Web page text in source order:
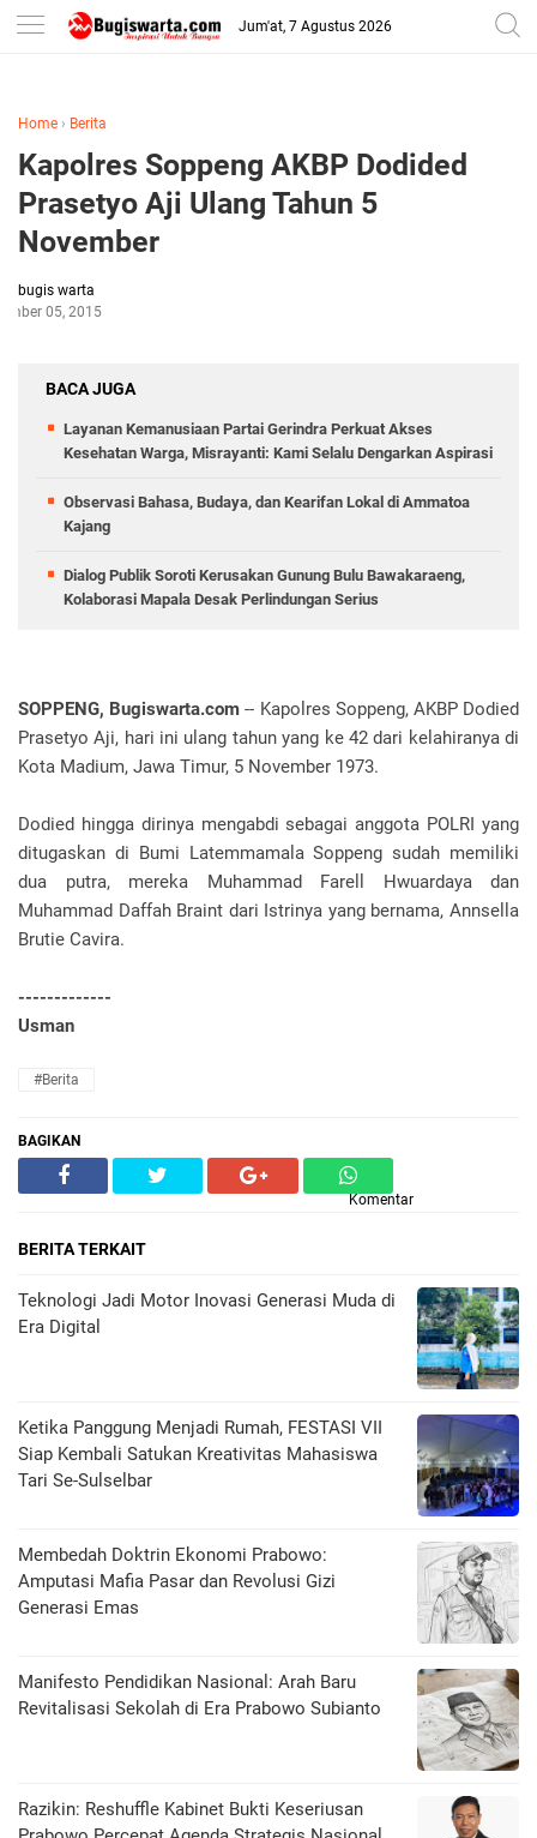
-->
Jum'at, 7 Agustus 2026
Home › Berita
Kapolres Soppeng AKBP Dodided
Prasetyo Aji Ulang Tahun 5
November
bugis warta
05, 2015
BACA JUGA
Layanan Kemanusiaan Partai Gerindra Perkuat Akses
Kesehatan Warga, Misrayanti: Kami Selalu Dengarkan Aspirasi
Observasi Bahasa, Budaya, dan Kearifan Lokal di Ammatoa
Kajang
Dialog Publik Soroti Kerusakan Gunung Bulu Bawakaraeng,
Kolaborasi Mapala Desak Perlindungan Serius
SOPPENG, Bugiswarta.com -- Kapolres Soppeng, AKBP Dodied
Prasetyo Aji, hari ini ulang tahun yang ke 42 dari kelahiranya di
Kota Madium, Jawa Timur, 5 November 1973.
Dodied hingga dirinya mengabdi sebagai anggota POLRI yang
ditugaskan di Bumi Latemmamala Soppeng sudah memiliki
dua putra, mereka Muhammad Farell Hwuardaya dan
Muhammad Daffah Braint dari Istrinya yang bernama, Annsella
Brutie Cavira.
-------------
Usman
#Berita
BAGIKAN
Komentar
BERITA TERKAIT
Teknologi Jadi Motor Inovasi Generasi Muda di
Era Digital
Ketika Panggung Menjadi Rumah, FESTASI VII
Siap Kembali Satukan Kreativitas Mahasiswa
Tari Se-Sulselbar
Membedah Doktrin Ekonomi Prabowo:
Amputasi Mafia Pasar dan Revolusi Gizi
Generasi Emas
Manifesto Pendidikan Nasional: Arah Baru
Revitalisasi Sekolah di Era Prabowo Subianto
Razikin: Reshuffle Kabinet Bukti Keseriusan